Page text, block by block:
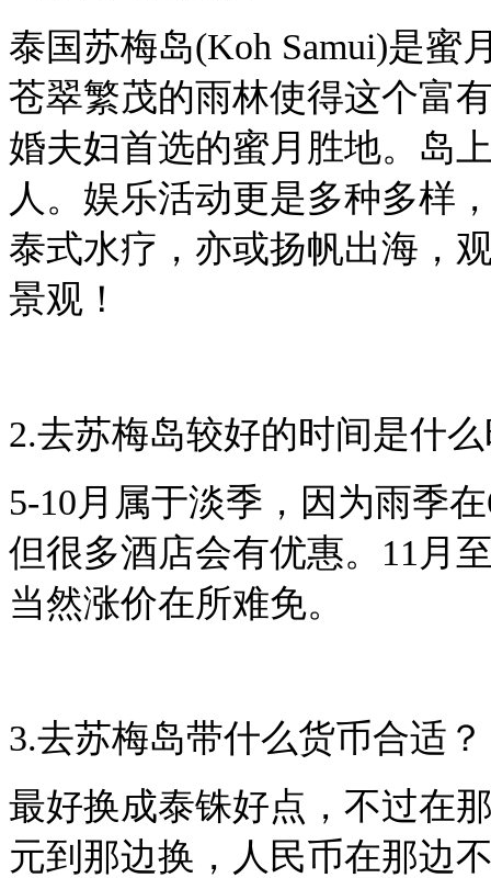
泰国苏梅岛(Koh Samui)是蜜
苍翠繁茂的雨林使得这个富
婚夫妇首选的蜜月胜地。岛
人。娱乐活动更是多种多样
泰式水疗，亦或扬帆出海，
景观！
2.去苏梅岛较好的时间是什
5-10月属于淡季，因为雨季
但很多酒店会有优惠。11月
当然涨价在所难免。
3.去苏梅岛带什么货币合适？
最好换成泰铢好点，不过在
元到那边换，人民币在那边